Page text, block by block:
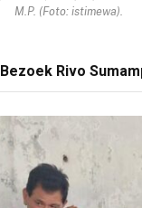
M.P. (Foto: istimewa).
Rivo